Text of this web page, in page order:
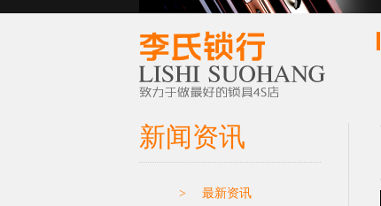
新闻资讯
> 最新资讯